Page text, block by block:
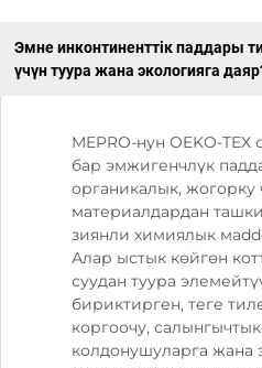
Эмне инконтиненттiк паддары
үчүн туура жана экологияга
MEPRO-нун OEKO-
бар эмжигенчлүк
органикалык,
материалдардан
зиянли химиялык
Алар ыстык көйгөн
суудан туура
бириктирген, теге
коргоочу, салынгычтык
колдонушуларга жана